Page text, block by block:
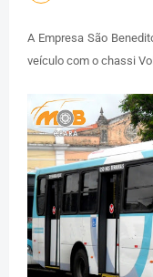
A Empresa São
veículo com o chassi